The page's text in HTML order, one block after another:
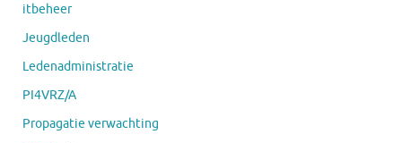
itbeheer
Jeugdleden
Ledenadministratie
PI4VRZ/A
Propagatie verwachting